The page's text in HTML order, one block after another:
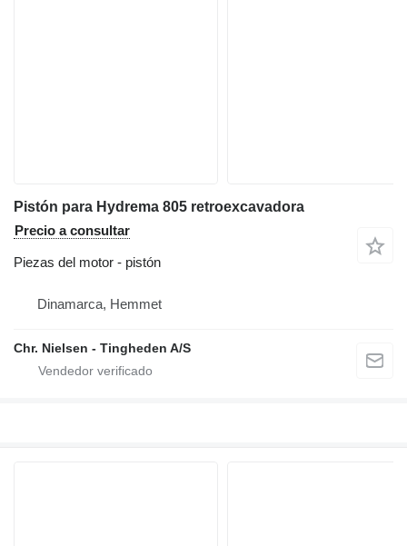
Pistón para Hydrema 805 retroexcavadora
Precio a consultar
Piezas del motor - pistón
Dinamarca, Hemmet
Chr. Nielsen - Tingheden A/S